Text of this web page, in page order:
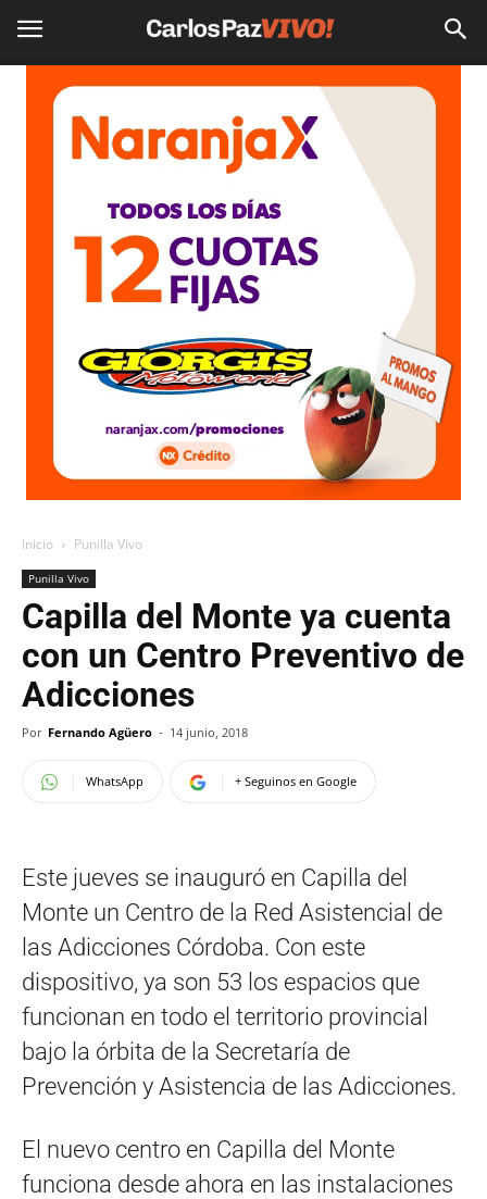
Inicio Punilla Vivo
Punilla Vivo
Capilla del Monte ya cuenta
con un Centro Preventivo de
Adicciones
Por Fernando Agüero - 14 junio, 2018
WhatsApp + Seguinos en Google
Este jueves se inauguró en Capilla del
Monte un Centro de la Red Asistencial de
las Adicciones Córdoba. Con este
dispositivo, ya son 53 los espacios que
funcionan en todo el territorio provincial
bajo la órbita de la Secretaría de
Prevención y Asistencia de las Adicciones.
El nuevo centro en Capilla del Monte
funciona desde ahora en las instalaciones